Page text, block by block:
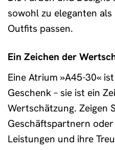
sowohl zu eleganten
Outfits passen.
Ein Zeichen der
Eine Atrium »A45-30«
Geschenk – sie ist ein
Wertschätzung. Zeigen
Geschäftspartnern
Leistungen und ihre